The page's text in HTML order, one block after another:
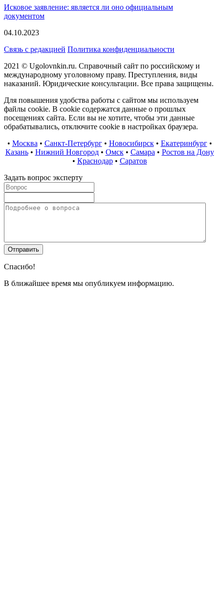
Исковое заявление: является ли оно официальным
документом
04.10.2023
Связь с редакцией Политика конфиденциальности
2021 © Ugolovnkin.ru. Справочный сайт по российскому и
международному уголовному праву. Преступления, виды
наказаний. Юридические консультации. Все права защищены.
Для повышения удобства работы с сайтом мы используем
файлы cookie. В cookie содержатся данные о прошлых
посещениях сайта. Если вы не хотите, чтобы эти данные
обрабатывались, отключите cookie в настройках браузера.
• Москва • Санкт-Петербург• Новосибирск• Екатеринбург•
Казань• Нижний Новгород• Омск• Самара • Ростов на Дону
• Краснодар• Саратов
Задать вопрос эксперту
Спасибо!
В ближайшее время мы опубликуем информацию.